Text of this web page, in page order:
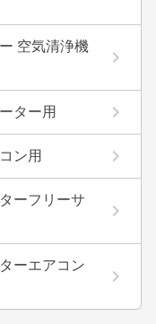
空気清浄機
ター用
ン用
ーフリーサ
ーエアコン